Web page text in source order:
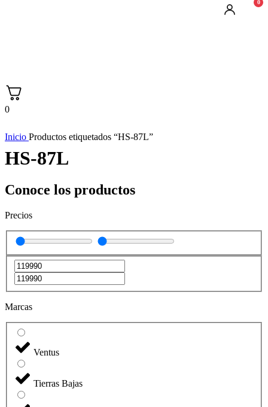
0
0
Inicio Productos etiquetados “HS-87L”
HS-87L
Conoce los productos
Precios
Marcas
Ventus
Tierras Bajas